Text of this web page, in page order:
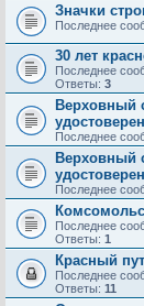
Значки
Последнее
30 лет
Последнее
Ответы: 3
Верховный
Последнее
Верховный
Последнее
Последнее
Ответы: 1
Красный
Последнее
Ответы: 11